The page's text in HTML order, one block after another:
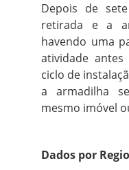
Depois de
retirada e a
havendo uma
atividade
ciclo de
a armadilha
mesmo imóvel
Dados por